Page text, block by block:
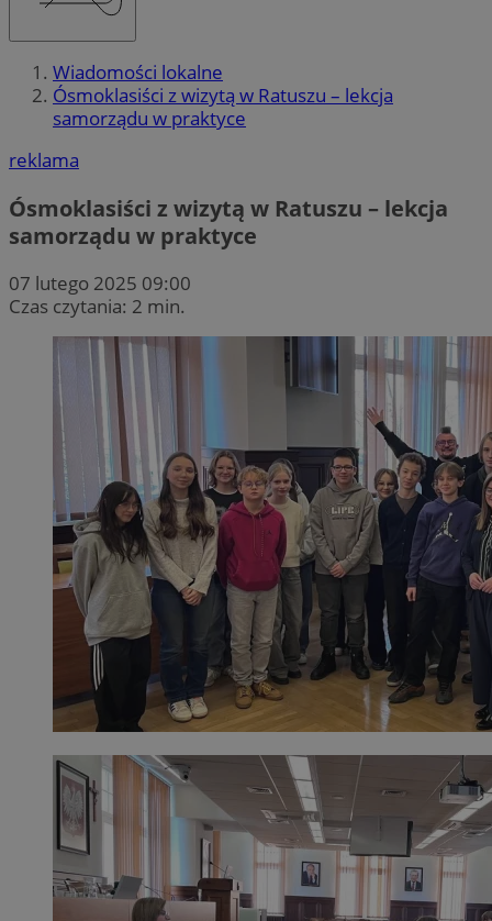
Wiadomości lokalne
Ósmoklasiści z wizytą w Ratuszu – lekcja
samorządu w praktyce
reklama
Ósmoklasiści z wizytą w Ratuszu – lekcja
samorządu w praktyce
07 lutego 2025 09:00
Czas czytania: 2 min.